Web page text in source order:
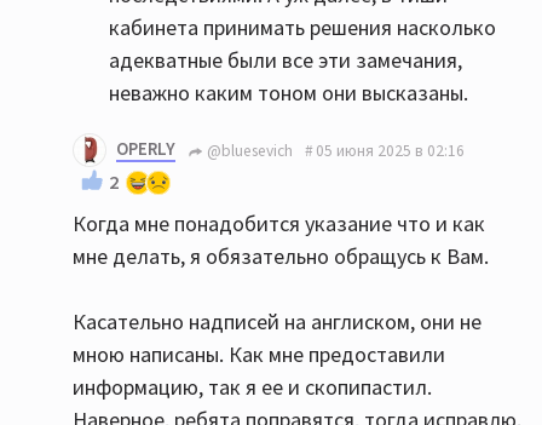
кабинета принимать решения насколько
адекватные были все эти замечания,
неважно каким тоном они высказаны.
OPERLY @bluesevich 05 июня 2025 в 02:16
2
Когда мне понадобится указание что и как
мне делать, я обязательно обращусь к Вам.
Касательно надписей на англиском, они не
мною написаны. Как мне предоставили
информацию, так я ее и скопипастил.